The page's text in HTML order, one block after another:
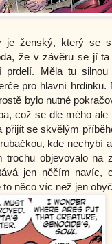
je ženský, který se
že v závěru se jí
prdelí. Měla tu
pro hlavní hrdinku.
bylo nutné
což se dle mého
přijít se skvělým
kde nechybí
trochu objevovalo na
jen něčím navíc,
něco víc než jen